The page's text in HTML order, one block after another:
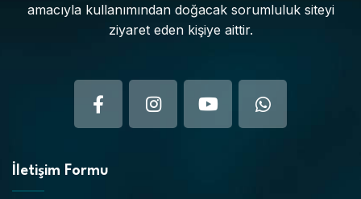
amacıyla kullanımından doğacak sorumluluk siteyi
ziyaret eden kişiye aittir.
İletişim Formu